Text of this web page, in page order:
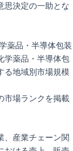
思決定の一助とな
薬品・半導体包装
学薬品・半導体包
る地域別市場規模
市場ランクを掲載
、産業チェーン関